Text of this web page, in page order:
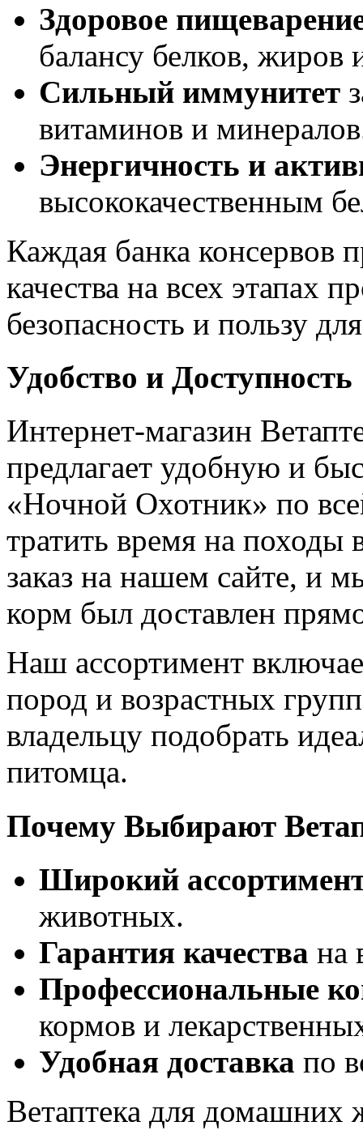
Здоровое
балансу белков, жиров
Сильный иммунитет
витаминов и
Энергичность и
высококачественным
Каждая банка консервов
качества на всех этапах
безопасность и пользу
Удобство и Доступность
Интернет-магазин
предлагает удобную и
«Ночной Охотник» по
тратить время на походы
заказ на нашем сайте, и
корм был доставлен
Наш ассортимент
пород и возрастных
владельцу подобрать
питомца.
Почему Выбирают
Широкий
животных.
Гарантия качества на
Профессиональные
кормов и
Удобная доставка по
Ветаптека для домашних